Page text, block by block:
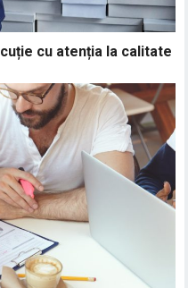
cu atenția la calitate